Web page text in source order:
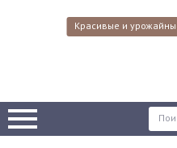
Красивые и